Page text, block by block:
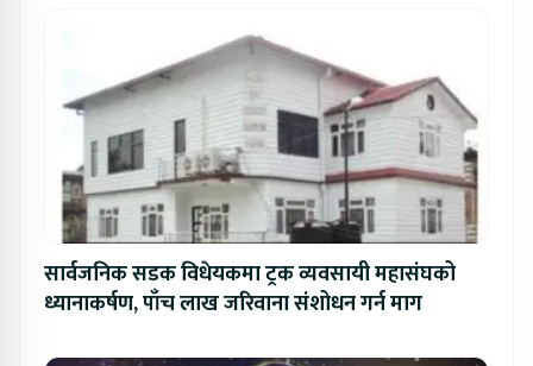
सार्वजनिक सडक विधेयकमा ट्रक व्यवसायी महासंघको
ध्यानाकर्षण, पाँच लाख जरिवाना संशोधन गर्न माग